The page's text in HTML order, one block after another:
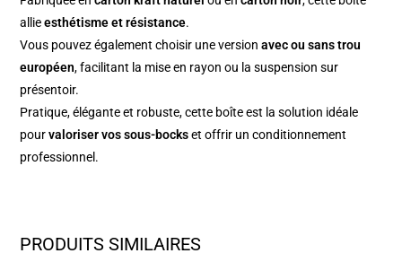
allieesthétisme et résistance.
Vous pouvez également choisir une versionavec ou sans trou
européen, facilitant la mise en rayon ou la suspension sur
présentoir.
Pratique, élégante et robuste, cette boîte est la solution idéale
pourvaloriser vos sous-bockset offrir un conditionnement
professionnel.
PRODUITS SIMILAIRES